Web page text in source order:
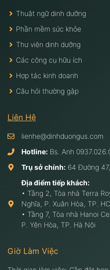
Thuật ngữ dinh dưỡng
Phần mềm sức khỏe
Thư viện dinh dưỡng
Các công cụ hữu ích
Hợp tác kinh doanh
Câu hỏi thường gặp
Liên Hệ
lienhe@dinhduongus.com
Hotline: Bs. Anh
Trụ sở chính: 64 Đường
Địa điểm tiếp khách:
• Tầng 2, Tòa nhà Terra
Nghĩa, P. Xuân Hòa, TP.
• Tầng 7, Tòa nhà Hanoi
P. Yên Hòa, TP. Hà Nội
Giờ Làm Việc